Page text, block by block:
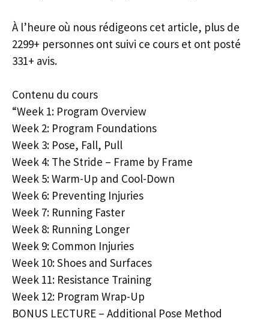
À l’heure où nous rédigeons cet article, plus de
2299+ personnes ont suivi ce cours et ont posté
331+ avis.
Contenu du cours
“Week 1: Program Overview
Week 2: Program Foundations
Week 3: Pose, Fall, Pull
Week 4: The Stride – Frame by Frame
Week 5: Warm-Up and Cool-Down
Week 6: Preventing Injuries
Week 7: Running Faster
Week 8: Running Longer
Week 9: Common Injuries
Week 10: Shoes and Surfaces
Week 11: Resistance Training
Week 12: Program Wrap-Up
BONUS LECTURE – Additional Pose Method